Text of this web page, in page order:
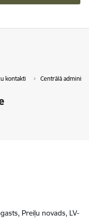
kontakti Centrālā
Preiļu novads, LV-